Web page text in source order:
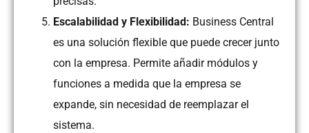
Escalabilidad y Flexibilidad: Business Central
es una solución flexible que puede crecer junto
con la empresa. Permite añadir módulos y
funciones a medida que la empresa se
expande, sin necesidad de reemplazar el
sistema.